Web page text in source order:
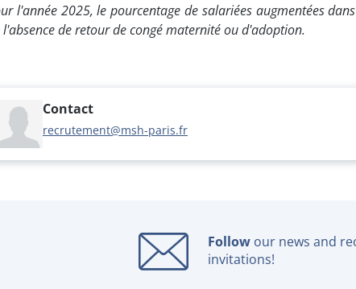
l'année 2025, le pourcentage de salariées augmentées
l'absence de retour de congé maternité ou d'adoption.
Contact
recrutement@msh-paris.fr
Follow our news and
invitations!